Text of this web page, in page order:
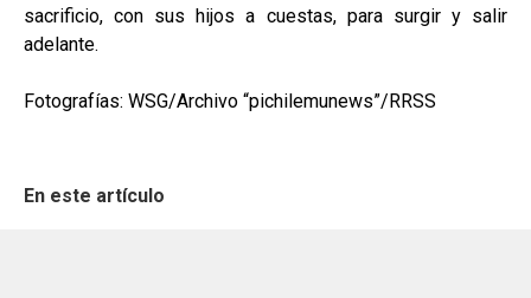
sacrificio, con sus hijos a cuestas, para surgir y salir
adelante.
Fotografías: WSG/Archivo “pichilemunews”/RRSS
En este artículo